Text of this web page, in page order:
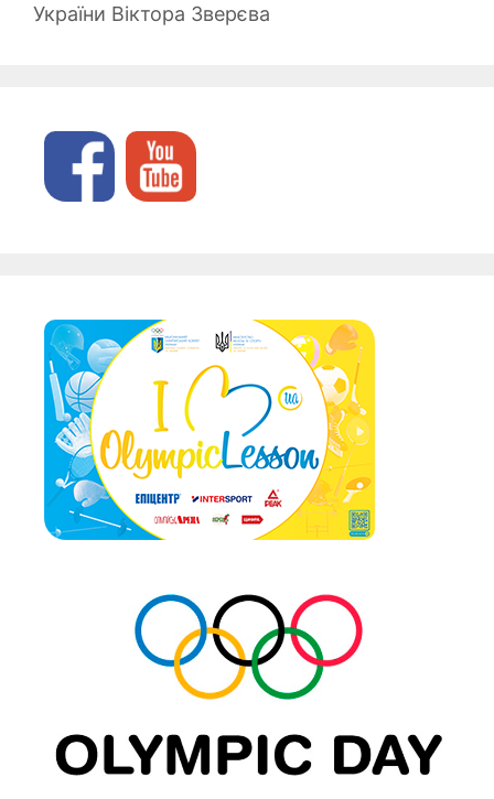
України Віктора Зверєва